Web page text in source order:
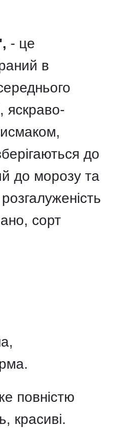
- це
в
яскраво-
до
до морозу та
сорт
повністю
красиві.